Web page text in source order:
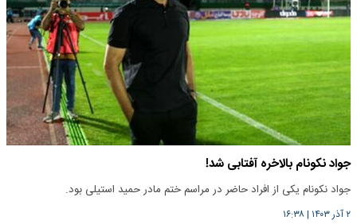
جواد نکونام بالاخره آفتابی شد!
جواد نکونام یکی از افراد حاضر در مراسم ختم مادر حمید استیلی بود.
۲ آذر ۱۴۰۳ |۱۶:۳۸